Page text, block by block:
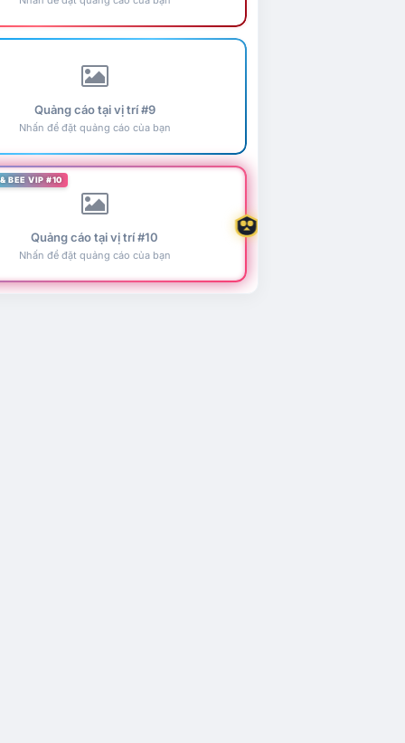
Quảng cáo tại vị trí #9
Nhấn để đặt quảng cáo của bạn
BEE VIP #10
Quảng cáo tại vị trí #10
Nhấn để đặt quảng cáo của bạn